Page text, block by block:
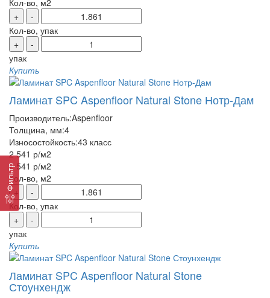
Фильтр
Кол-во, м2
+
-
Кол-во, упак
+
-
упак
Купить
Ламинат SPC Aspenfloor Natural Stone Нотр-Дам
Производитель:Aspenfloor
Толщина, мм:4
Износостойкость:43 класс
2 541 р/м2
2 541 р/м2
Кол-во, м2
+
-
Кол-во, упак
+
-
упак
Купить
Ламинат SPC Aspenfloor Natural Stone
Стоунхендж